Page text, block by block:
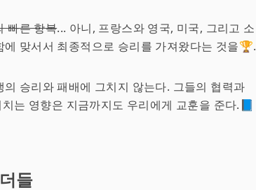
빠른 항복... 아니, 프랑스와 영국, 미국, 그리고 소
맞서서 최종적으로 승리를 가져왔다는 것을🏆.
승리와 패배에 그치지 않는다. 그들의 협력과
는 영향은 지금까지도 우리에게 교훈을 준다.📘
들